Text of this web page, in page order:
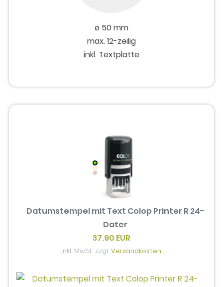
ø 50 mm
max. 12-zeilig
inkl. Textplatte
Datumstempel mit Text Colop Printer R 24-
Dater
37.90 EUR
inkl. MwSt. zzgl.Versandkosten